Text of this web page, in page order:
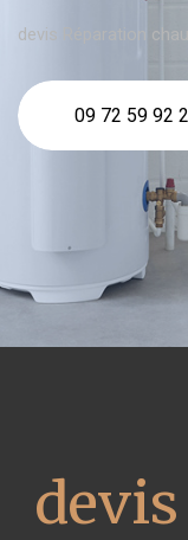
devis Réparation
09 72 59 92